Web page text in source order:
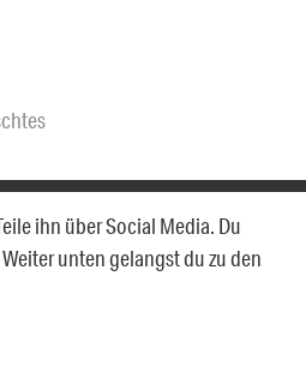
ihn über Social Media. Du
unten gelangst du zu den